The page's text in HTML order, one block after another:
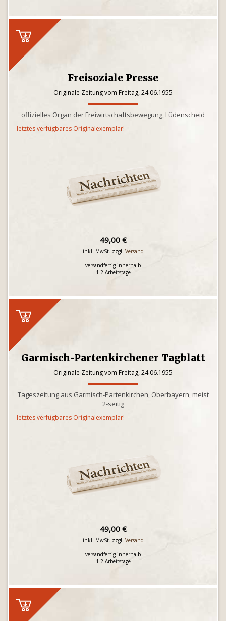
Freisoziale Presse
Originale Zeitung vom Freitag, 24.06.1955
offizielles Organ der Freiwirtschaftsbewegung, Lüdenscheid
letztes verfügbares Originalexemplar!
49,00 €
inkl. MwSt. zzgl. Versand
versandfertig innerhalb
1-2 Arbeitstage
Garmisch-Partenkirchener Tagblatt
Originale Zeitung vom Freitag, 24.06.1955
Tageszeitung aus Garmisch-Partenkirchen, Oberbayern, meist
2-seitig
letztes verfügbares Originalexemplar!
49,00 €
inkl. MwSt. zzgl. Versand
versandfertig innerhalb
1-2 Arbeitstage